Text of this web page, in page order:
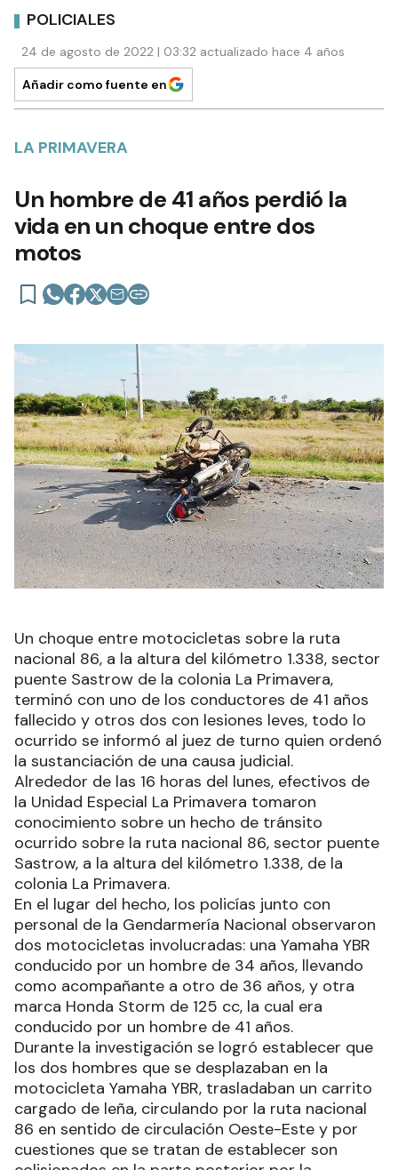
POLICIALES
24 de agosto de 2022 | 03:32 actualizado hace 4 años
Añadir como fuente en
LA PRIMAVERA
Un hombre de 41 años perdió la
vida en un choque entre dos
motos
Un choque entre motocicletas sobre la ruta
nacional 86, a la altura del kilómetro 1.338, sector
puente Sastrow de la colonia La Primavera,
terminó con uno de los conductores de 41 años
fallecido y otros dos con lesiones leves, todo lo
ocurrido se informó al juez de turno quien ordenó
la sustanciación de una causa judicial.
Alrededor de las 16 horas del lunes, efectivos de
la Unidad Especial La Primavera tomaron
conocimiento sobre un hecho de tránsito
ocurrido sobre la ruta nacional 86, sector puente
Sastrow, a la altura del kilómetro 1.338, de la
colonia La Primavera.
En el lugar del hecho, los policías junto con
personal de la Gendarmería Nacional observaron
dos motocicletas involucradas: una Yamaha YBR
conducido por un hombre de 34 años, llevando
como acompañante a otro de 36 años, y otra
marca Honda Storm de 125 cc, la cual era
conducido por un hombre de 41 años.
Durante la investigación se logró establecer que
los dos hombres que se desplazaban en la
motocicleta Yamaha YBR, trasladaban un carrito
cargado de leña, circulando por la ruta nacional
86 en sentido de circulación Oeste-Este y por
cuestiones que se tratan de establecer son